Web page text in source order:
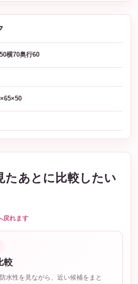
横70奥行60
たあとに比較したい
戻れます
較
水性を見ながら、近い候補をまと